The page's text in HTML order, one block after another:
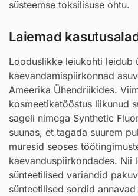
süsteemse toksilisuse ohtu.
Laiemad
Looduslikke leiukohti leidub
kaevandamispiirkonnad
Ameerika Ühendriikides.
kosmeetikatööstus liikunud
sageli nimega Synthetic
suunas, et tagada suurem
muresid seoses
kaevanduspiirkondades. Nii
sünteetilised variandid
sünteetilised sordid